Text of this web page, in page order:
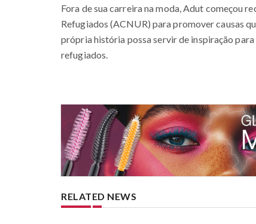
Fora de sua carreira na moda, Adut começou
Refugiados (ACNUR) para promover causas
própria história possa servir de inspiração
refugiados.
RELATED NEWS